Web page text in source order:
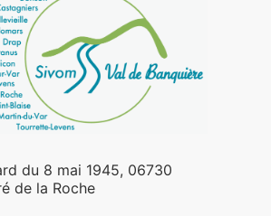
du 8 mai 1945, 06730
de la Roche